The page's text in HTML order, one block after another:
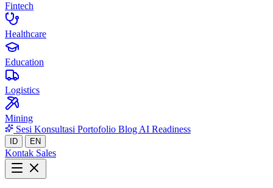
Fintech
Healthcare
Education
Logistics
Mining
Sesi Konsultasi Portofolio Blog AI Readiness
ID EN
Kontak Sales